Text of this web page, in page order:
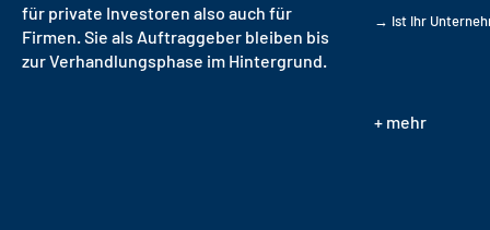
für private Investoren also auch für
Firmen. Sie als Auftraggeber bleiben bis
zur Verhandlungsphase im Hintergrund.
→ Ist Ihr
+ mehr